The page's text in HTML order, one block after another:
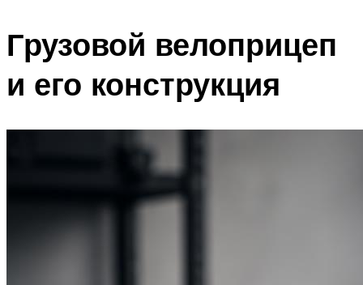
Грузовой велоприцеп
и его конструкция